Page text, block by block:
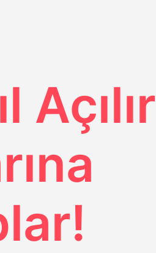
İçeriğe
Açılır